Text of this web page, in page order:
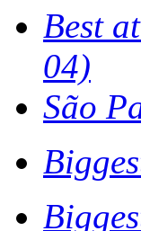
Best
04)
São